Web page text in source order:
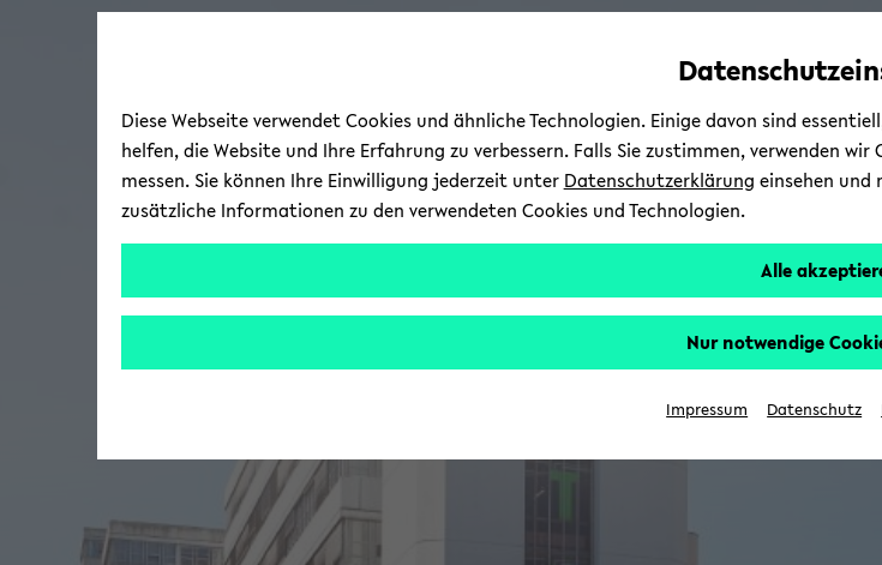
zum
wechseln
zum
wechseln
zum
wechseln
Diese Webseite verwendet Cookies und ähnliche Technologien. Einige davon sind
helfen, die Website und Ihre Erfahrung zu verbessern. Falls Sie zustimmen, verwenden
messen. Sie können Ihre Einwilligung jederzeit unter Datenschutzerklärung einsehen und
zusätzliche Informationen zu den verwendeten Cookies und Technologien.
Alle
Nur notwendige
Impressum Datenschutz